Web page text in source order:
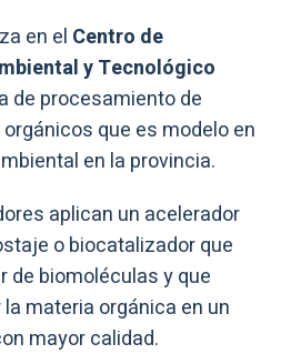
en el Centro de
y Tecnológico
de procesamiento de
que es modelo en
en la provincia.
aplican un acelerador
o biocatalizador que
de biomoléculas y que
materia orgánica en un
mayor calidad.